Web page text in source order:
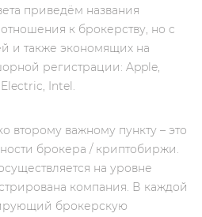
приведём названия
к брокерству, но c
и также экономящих на
регистрации: Apple,
Intel.
второму важному пункту – это
брокера / криптобиржи.
на уровне
компания. В каждой
брокерскую